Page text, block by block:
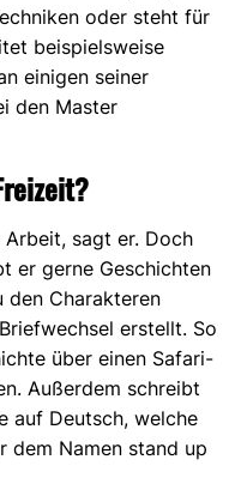
oder steht für
beispielsweise
einigen seiner
den Master
sagt er. Doch
er gerne Geschichten
den Charakteren
erstellt. So
über einen Safari-
Außerdem schreibt
auf Deutsch, welche
dem Namen stand up